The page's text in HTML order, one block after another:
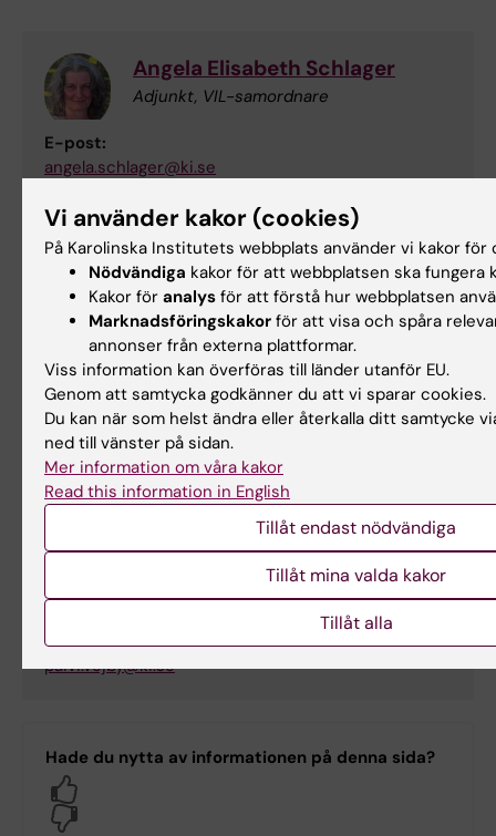
Angela Elisabeth Schlager
Adjunkt, VIL-samordnare
E-post:
angela.schlager@ki.se
Måns Barkman
Adjunkt, VIL-samordnare
mans.barkman@ki.se
Studievägledare
Studievägledare
Telefon:
E-post:
paivi.vejby@ki.se
Hade du nytta av informationen på denna sida?
Vi använder kakor (cookies)
På Karolinska Institutets webbplats använder vi kakor för
Nödvändiga kakor för att webbplatsen ska fungera
Kakor för analys för att förstå hur webbplatsen
Marknadsföringskakor för att visa och spåra
annonser från externa plattformar.
Viss information kan överföras till länder utanför EU.
Genom att samtycka godkänner du att vi sparar cookies.
Du kan när som helst ändra eller återkalla ditt samtycke
ned till vänster på sidan.
Mer information om våra kakor
Read this information in English
Tillåt endast nödvändiga
Tillåt mina valda kakor
Tillåt alla